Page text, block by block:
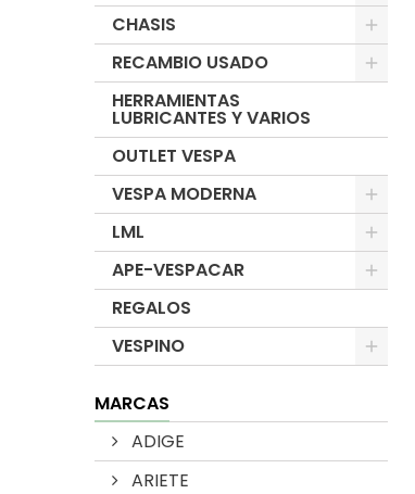
CHASIS
RECAMBIO USADO
HERRAMIENTAS
LUBRICANTES Y VARIOS
OUTLET VESPA
VESPA MODERNA
LML
APE-VESPACAR
REGALOS
VESPINO
MARCAS
ADIGE
ARIETE